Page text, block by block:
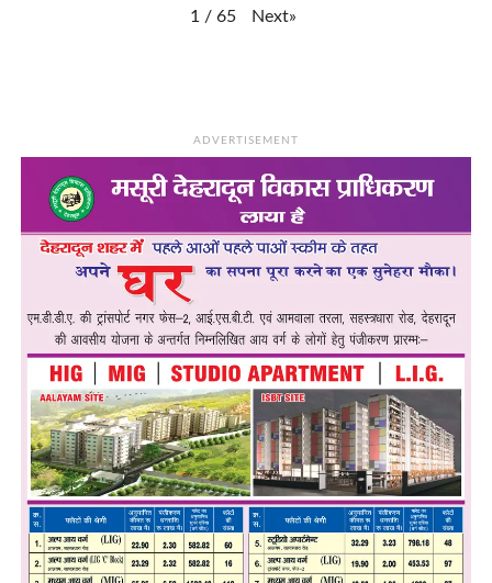
1 / 65 Next»
ADVERTISEMENT